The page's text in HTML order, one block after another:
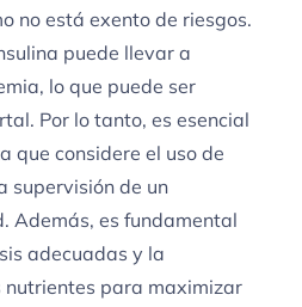
no está exento de riesgos.
puede llevar a
lo que puede ser
Por lo tanto, es esencial
que considere el uso de
supervisión de un
Además, es fundamental
adecuadas y la
nutrientes para maximizar